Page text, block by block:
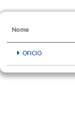
Nome
OFICIO